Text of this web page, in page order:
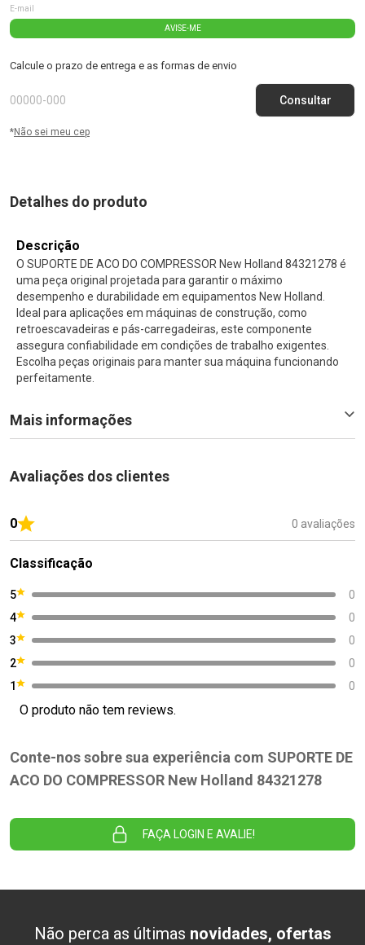
AVISE-ME
Calcule o prazo de entrega e as formas de envio
*Não sei meu cep
Detalhes do produto
Descrição
O SUPORTE DE ACO DO COMPRESSOR New Holland 84321278 é
uma peça original projetada para garantir o máximo
desempenho e durabilidade em equipamentos New Holland.
Ideal para aplicações em máquinas de construção, como
retroescavadeiras e pás-carregadeiras, este componente
assegura confiabilidade em condições de trabalho exigentes.
Escolha peças originais para manter sua máquina funcionando
perfeitamente.
Mais informações
Avaliações dos clientes
0 0 avaliações
Classificação
5
0
4
0
3
0
2
0
1
0
O produto não tem reviews.
Conte-nos sobre sua experiência com SUPORTE DE
ACO DO COMPRESSOR New Holland 84321278
FAÇA LOGIN E AVALIE!
Não perca as últimas novidades, ofertas